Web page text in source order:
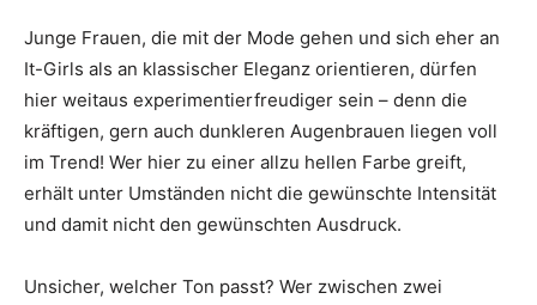
Junge Frauen, die mit der Mode gehen und sich eher an
It-Girls als an klassischer Eleganz orientieren, dürfen
hier weitaus experimentierfreudiger sein – denn die
kräftigen, gern auch dunkleren Augenbrauen liegen voll
im Trend! Wer hier zu einer allzu hellen Farbe greift,
erhält unter Umständen nicht die gewünschte Intensität
und damit nicht den gewünschten Ausdruck.
Unsicher, welcher Ton passt? Wer zwischen zwei